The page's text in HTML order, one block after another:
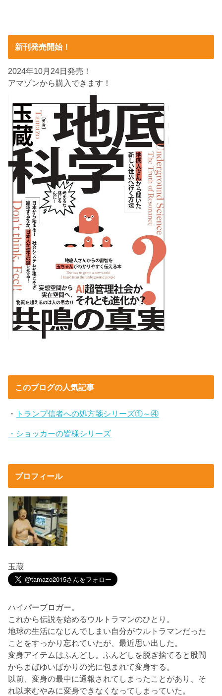
新刊発売開始！
2024年10月24日発売！
アマゾンから購入できます！
このブログの人気記事
・ トランプ信者への処方箋シリーズ①～④
・ショッカーの皆様シリーズ
プロフィール
玉蔵
ハイパーブロガー。
これから伝説を始めるウルトラマンのひとり。
地球の生活になじんでしまい自分がウルトラマンだった
ことをすっかり忘れていたが、最近思い出した。
変身アイテムはふんどし。ふんどしを脱ぎ捨てると股間
からまばゆいばかりの光に包まれて変身する。
以前、変身の最中に通報されてしまったことがあり、そ
れ以来むやみに変身できなくなってしまっていた。